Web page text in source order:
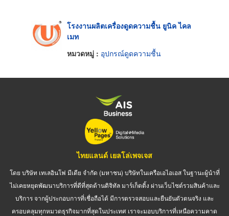
โรงงานผลิตเครื่องดูดความชื้น ยูนิค ไคล
เมท
หมวดหมู่ : อุปกรณ์ดูดความชื้น
ไทยแลนด์ เยลโล่เพจเจส
โดย บริษัท เทเลอินโฟ มีเดีย จำกัด (มหาชน) บริษัทในเครือเอไอเอส ในฐานะผู้นำที่
ไม่เคยหยุดพัฒนาบริการที่ดีที่สุดด้านดิจิทัล มาร์เก็ตติ้ง ผ่านเว็บไซต์รวมสินค้าและ
บริการ จากผู้ประกอบการที่เชื่อถือได้ มีการตรวจสอบและยืนยันตัวตนจริง และ
ครอบคลุมทุกหมวดธุรกิจมากที่สุดในประเทศ เราจะมอบบริการที่เหนือความคาด